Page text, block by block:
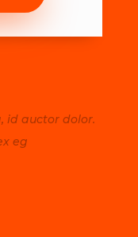
id auctor dolor.
eg